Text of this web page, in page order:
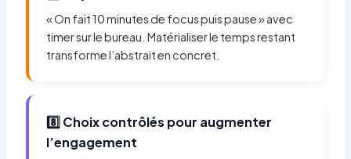
« On fait 10 minutes de focus puis pause » avec
timer sur le bureau. Matérialiser le temps restant
transforme l’abstrait en concret.
8️⃣ Choix contrôlés pour augmenter
l’engagement